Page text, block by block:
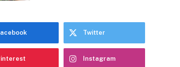
Twitter
Instagram